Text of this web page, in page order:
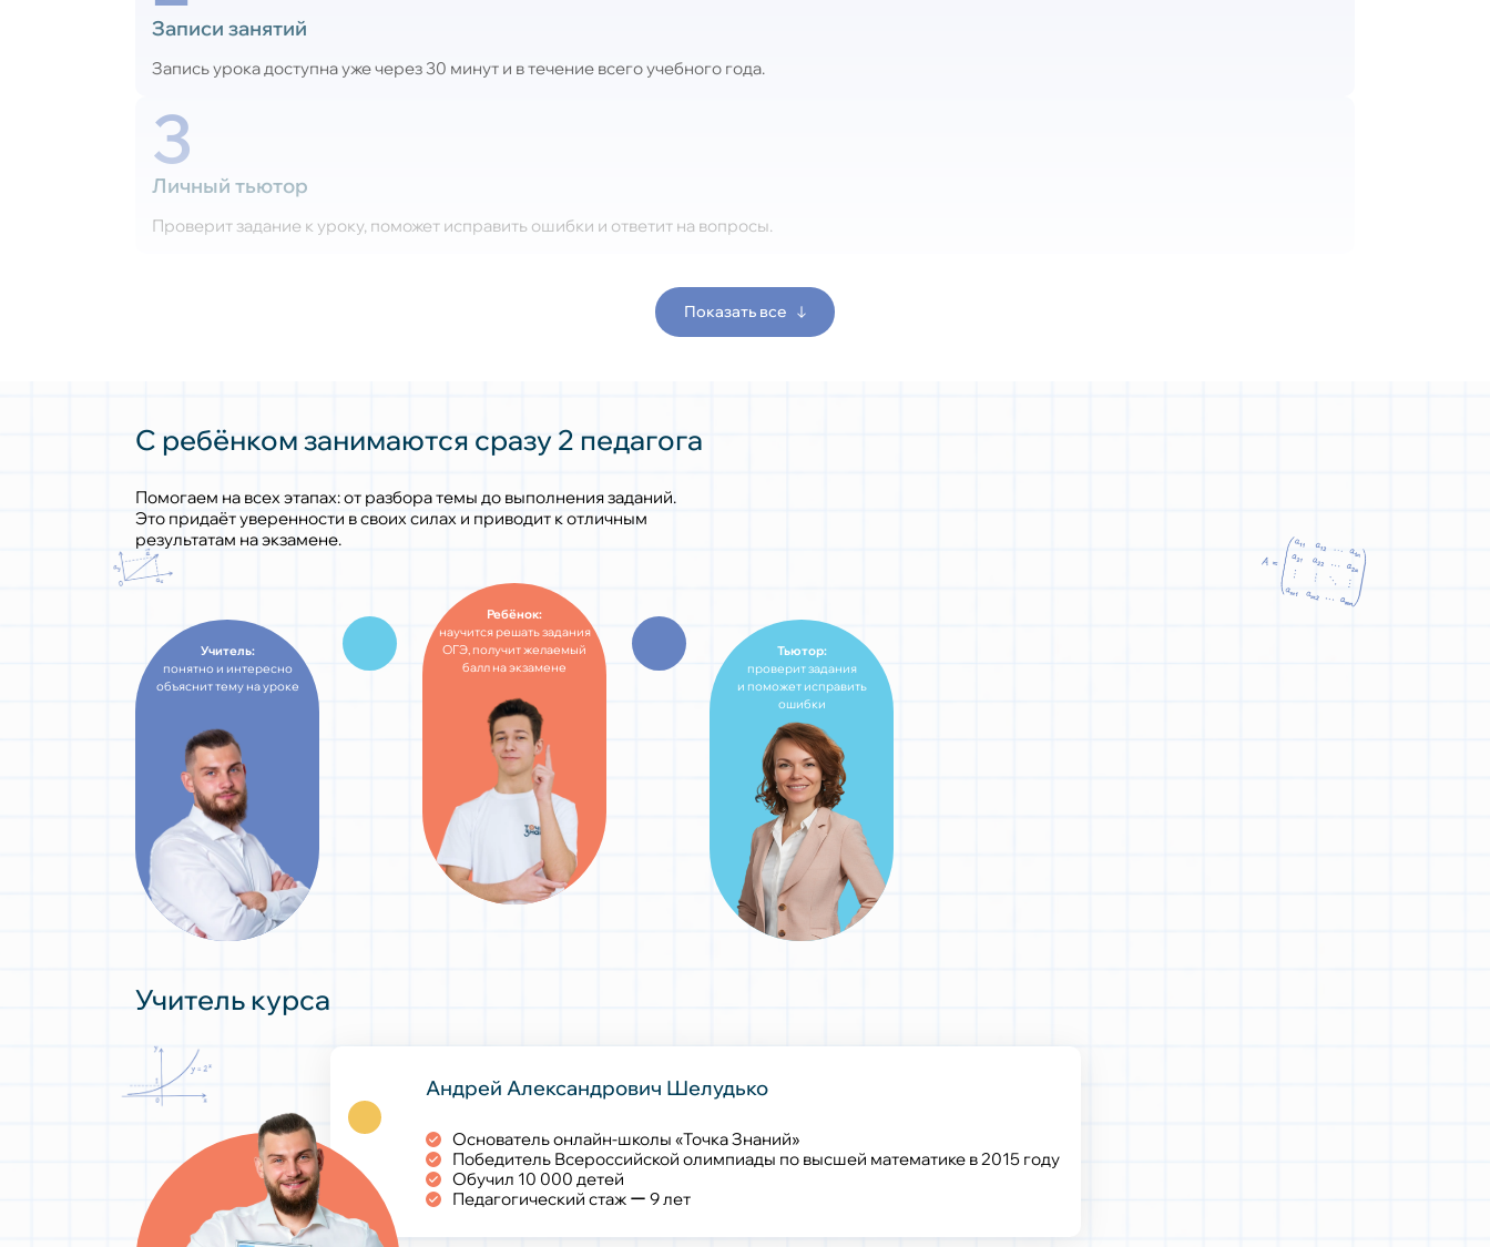
Записи занятий
Запись урока доступна уже через 30 минут и в течение всего учебного года.
3
Личный тьютор
Проверит задание к уроку, поможет исправить ошибки и ответит на вопросы.
Показать все
С ребёнком занимаются сразу 2 педагога
Помогаем на всех этапах: от разбора темы до выполнения заданий.
Это придаёт уверенности в своих силах и приводит к отличным
результатам на экзамене.
Учитель:
понятно и интересно
объяснит тему на уроке
Ребёнок:
научится решать задания
ОГЭ, получит желаемый
балл на экзамене
Тьютор:
проверит задания
и поможет исправить
ошибки
Учитель курса
Андрей Александрович Шелудько
Основатель онлайн-школы «Точка Знаний»
Победитель Всероссийской олимпиады по высшей математике в 2015 году
Обучил 10 000 детей
Педагогический стаж ー 9 лет